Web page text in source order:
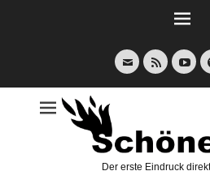
E-
Mail
Feed
Der erste Eindruck